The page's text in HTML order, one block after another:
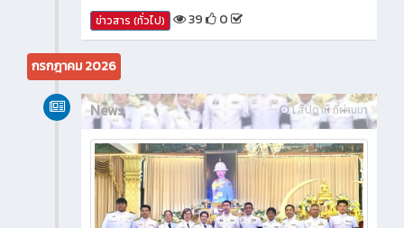
ข่าวสาร (ทั่วไป) 39 0
กรกฎาคม 2026
1 สัปดาห์ ที่ผ่านมา
News